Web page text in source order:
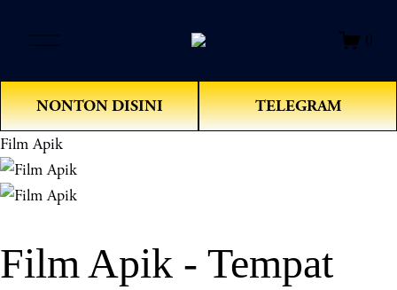
e
n
M
e
n
u
0
NONTON DISINI TELEGRAM
Film Apik
Film Apik - Tempat